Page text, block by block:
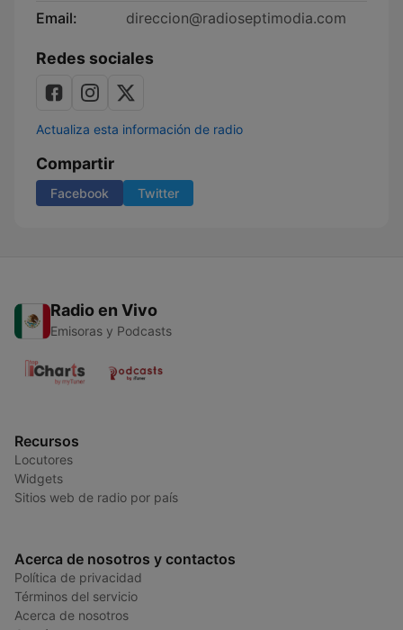
Email:
direccion@radioseptimodia.com
Redes sociales
Actualiza esta información de radio
Compartir
Facebook Twitter
Radio en Vivo
Emisoras y Podcasts
Recursos
Locutores
Widgets
Sitios web de radio por país
Acerca de nosotros y contactos
Política de privacidad
Términos del servicio
Acerca de nosotros